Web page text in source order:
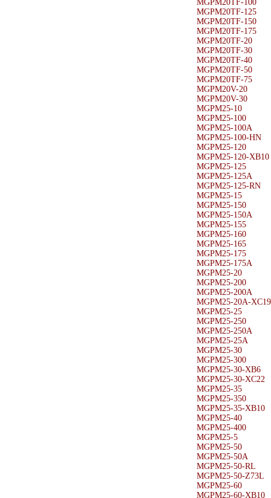
MGPM20TF-100
MGPM20TF-125
MGPM20TF-150
MGPM20TF-175
MGPM20TF-20
MGPM20TF-30
MGPM20TF-40
MGPM20TF-50
MGPM20TF-75
MGPM20V-20
MGPM20V-30
MGPM25-10
MGPM25-100
MGPM25-100A
MGPM25-100-HN
MGPM25-120
MGPM25-120-XB10
MGPM25-125
MGPM25-125A
MGPM25-125-RN
MGPM25-15
MGPM25-150
MGPM25-150A
MGPM25-155
MGPM25-160
MGPM25-165
MGPM25-175
MGPM25-175A
MGPM25-20
MGPM25-200
MGPM25-200A
MGPM25-20A-XC19
MGPM25-25
MGPM25-250
MGPM25-250A
MGPM25-25A
MGPM25-30
MGPM25-300
MGPM25-30-XB6
MGPM25-30-XC22
MGPM25-35
MGPM25-350
MGPM25-35-XB10
MGPM25-40
MGPM25-400
MGPM25-5
MGPM25-50
MGPM25-50A
MGPM25-50-RL
MGPM25-50-Z73L
MGPM25-60
MGPM25-60-XB10